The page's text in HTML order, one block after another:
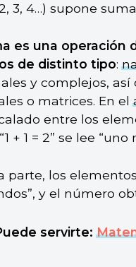
3, 4…) supone sumar
es una
de distinto tipo:
y complejos,
o matrices. En el
entre los
+ 1 = 2” se lee
parte, los
y el número
servirte: